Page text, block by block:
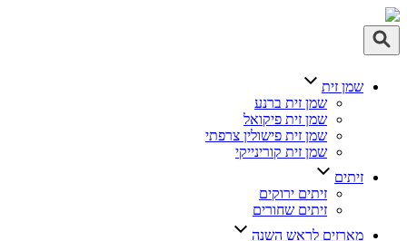
זית
שמן זית ברנע
שמן זית פיקואל
שמן זית פישולין צרפתי
שמן זית קורינייקי
זיתים ירוקים
זיתים שחורים
לראש השנה